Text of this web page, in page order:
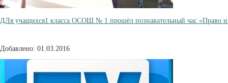
ДЛя учащихся1 класса ОСОШ № 1 прошёл познавательный час «Право
Добавлено: 01.03.2016